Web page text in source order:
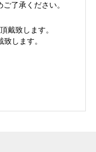
了承ください。
戴致します。
します。